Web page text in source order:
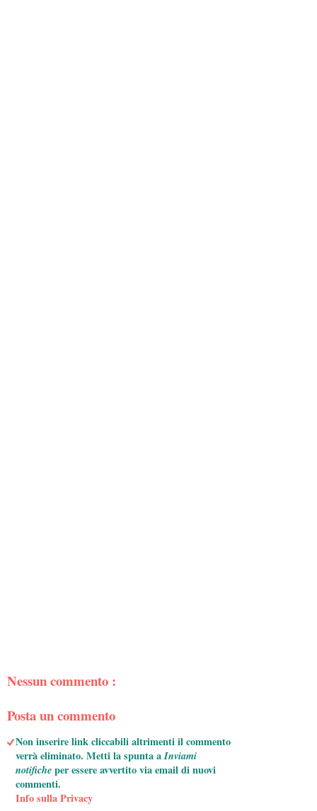
Nessun commento :
Posta un commento
Non inserire link cliccabili altrimenti il commento
verrà eliminato. Metti la spunta aInviami
notificheper essere avvertito via email di nuovi
commenti.
Info sulla Privacy